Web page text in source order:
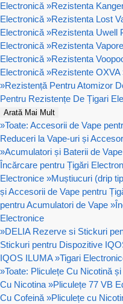
Electronică »Rezistenta
Electronică »Rezistenta Lost
Electronică »Rezistenta Uwell
Electronică »Rezistenta
Electronică »Rezistenta
Electronică »Rezistente OXVA
»Rezistență Pentru Atomizor
Pentru Rezistențe De Țigari
Arată Mai Mult
»Toate: Accesorii de Vape
Reduceri la Vape-uri și
»Acumulatori și Baterii de
Încărcare pentru Țigări
Electronice »Muștiucuri (drip
și Accesorii de Vape pentru
pentru Acumulatori de Vape »
Electronice
»DELIA Rezerve si Stickuri
Stickuri pentru Dispozitive
IQOS ILUMA »Tigari
»Toate: Pliculețe Cu Nicotină
Cu Nicotina »Pliculețe 77 VB
Cu Cofeină »Pliculețe cu